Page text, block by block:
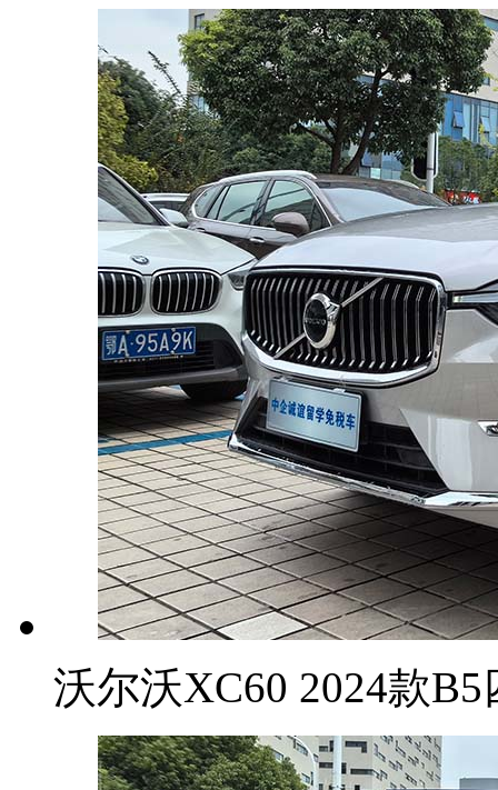
沃尔沃XC60 2024款